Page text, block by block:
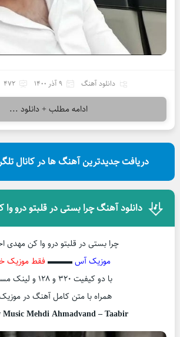
دانلود آهنگ 9 آذر 1400 472
ادامه مطلب + دانلود ...
دریافت جدیدترین آهنگ ها در کانال
دانلود آهنگ چرا بستی در قلبتو درو
چرا بستی در قلبتو درو وا کن مهدی
موزیک آس▬▬▬ فقط موزیک
با دو کیفیت ۳۲۰ و ۱۲۸ و لینک مستقیم
همراه با متن کامل آهنگ در
Music Mehdi Ahmadvand – Taabir